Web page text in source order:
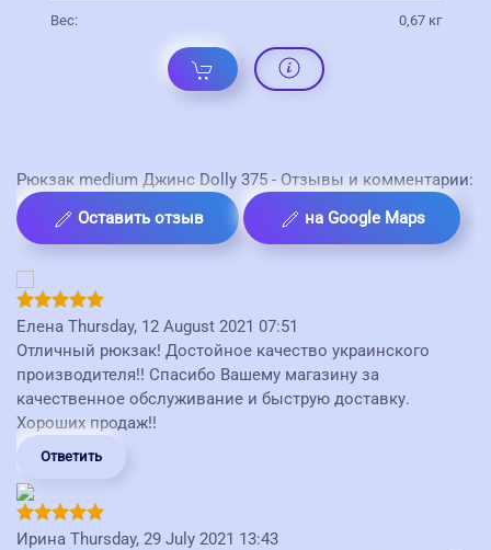
Вес: 0,67 кг
Рюкзак medium Джинс Dolly 375 - Отзывы и комментарии:
Оставить отзыв
на Google Maps
Елена Thursday, 12 August 2021 07:51
Отличный рюкзак! Достойное качество украинского
производителя!! Спасибо Вашему магазину за
качественное обслуживание и быструю доставку.
Хороших продаж!!
Ответить
Ирина Thursday, 29 July 2021 13:43